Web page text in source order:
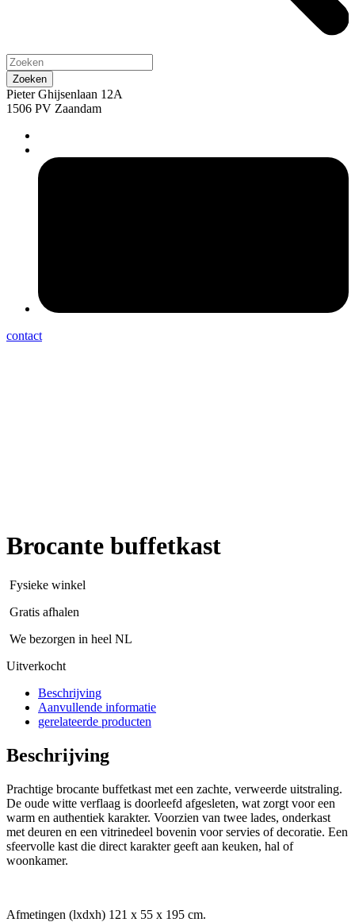
Pieter Ghijsenlaan 12A
1506 PV Zaandam
contact
Brocante buffetkast
Fysieke winkel
Gratis afhalen
We bezorgen in heel NL
Uitverkocht
Beschrijving
Aanvullende informatie
gerelateerde producten
Beschrijving
Prachtige brocante buffetkast met een zachte, verweerde uitstraling.
De oude witte verflaag is doorleefd afgesleten, wat zorgt voor een
warm en authentiek karakter. Voorzien van twee lades, onderkast
met deuren en een vitrinedeel bovenin voor servies of decoratie. Een
sfeervolle kast die direct karakter geeft aan keuken, hal of
woonkamer.
Afmetingen (lxdxh) 121 x 55 x 195 cm.